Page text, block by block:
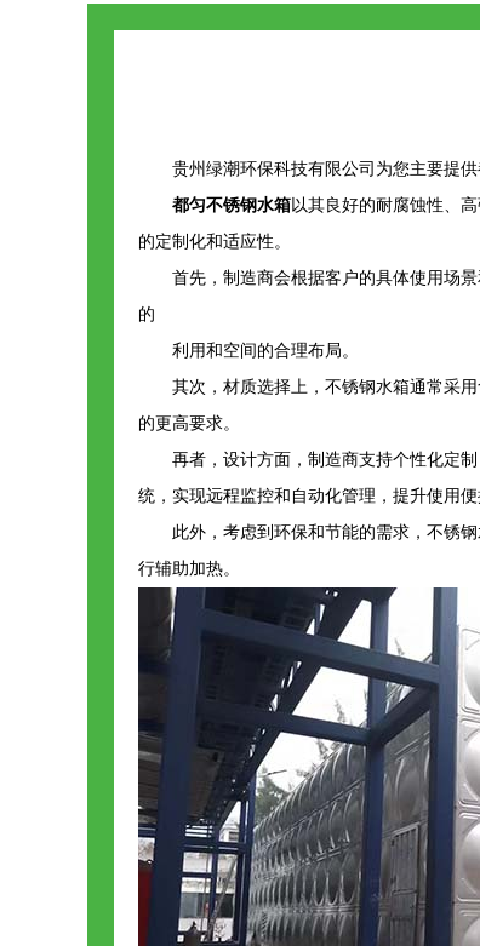
贵州绿潮环保科技有限公司为您主要提供
都匀不锈钢水箱以其良好的耐腐蚀性、
的定制化和适应性。
首先，制造商会根据客户的具体使用场
的
利用和空间的合理布局。
其次，材质选择上，不锈钢水箱通常采
的更高要求。
再者，设计方面，制造商支持个性化定
统，实现远程监控和自动化管理，提升使用便
此外，考虑到环保和节能的需求，不锈
行辅助加热。